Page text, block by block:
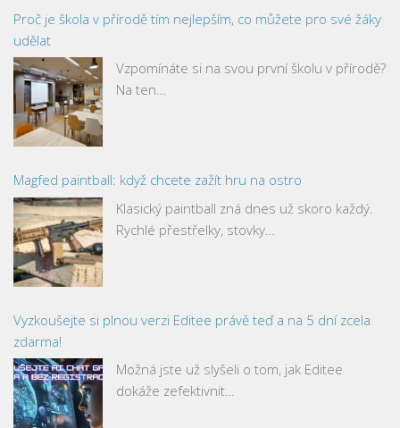
Proč je škola v přírodě tím nejlepším, co můžete pro své žáky
udělat
Vzpomínáte si na svou první školu v přírodě?
Na ten…
Magfed paintball: když chcete zažít hru na ostro
Klasický paintball zná dnes už skoro každý.
Rychlé přestřelky, stovky…
Vyzkoušejte si plnou verzi Editee právě teď a na 5 dní zcela
zdarma!
Možná jste už slyšeli o tom, jak Editee
dokáže zefektivnit…